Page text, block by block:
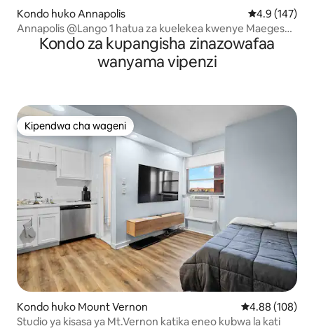
Kondo huko Annapolis Ukadiriaji wa
4.9 (147)
Annapolis @Lango 1 hatua za kuelekea kwenye Maegesho
ya Bila Malipo ya Bandari
Kondo za kupangisha zinazowafaa
wanyama vipenzi
Kipendwa cha wageni
Kipendwa cha wageni
Kondo huko Mount Vernon Ukadiriaji wa
4.88 (108)
Studio ya kisasa ya Mt.Vernon katika eneo kubwa la kati